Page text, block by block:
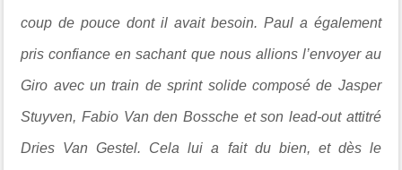
coup de pouce dont il avait besoin. Paul a également
pris confiance en sachant que nous allions l’envoyer au
Giro avec un train de sprint solide composé de Jasper
Stuyven, Fabio Van den Bossche et son lead-out attitré
Dries Van Gestel. Cela lui a fait du bien, et dès le